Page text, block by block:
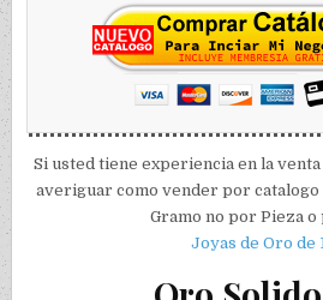
Si usted tiene experiencia en la
averiguar como vender por
Gramo no por Pieza o
Joyas de Oro de